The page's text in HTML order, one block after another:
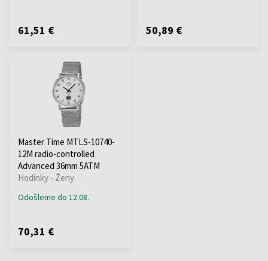
61,51 € 50,89 €
Master Time MTLS-10740-
12M radio-controlled
Advanced 36mm 5ATM
Hodinky - Ženy
Odošleme do 12.08.
70,31 €